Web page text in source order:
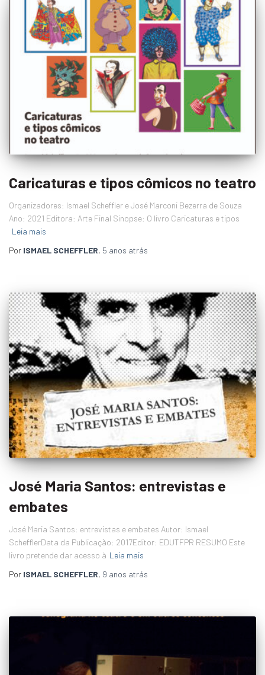
Caricaturas e tipos cômicos no teatro
Organizadores: Ismael Scheffler e José Marconi Bezerra de Souza
Ano: 2021 Editora: Arte Final Sinopse: O livro Caricaturas e tipos
Leia mais
Por ISMAEL SCHEFFLER, 5 anos atrás
José Maria Santos: entrevistas e
embates
José Maria Santos: entrevistas e embates Autor: Ismael
SchefflerData da Publicação: 2017Editor: EDUTFPR RESUMO Este
livro pretende dar acesso à Leia mais
Por ISMAEL SCHEFFLER, 9 anos atrás